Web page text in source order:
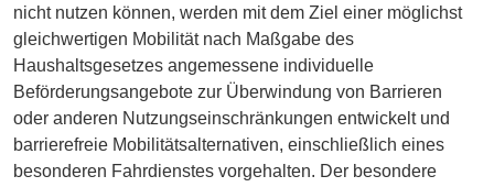
nicht nutzen können, werden mit dem Ziel einer möglichst
gleichwertigen Mobilität nach Maßgabe des
Haushaltsgesetzes angemessene individuelle
Beförderungsangebote zur Überwindung von Barrieren
oder anderen Nutzungseinschränkungen entwickelt und
barrierefreie Mobilitätsalternativen, einschließlich eines
besonderen Fahrdienstes vorgehalten. Der besondere